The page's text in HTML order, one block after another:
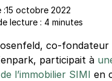
:15 octobre 2022
lecture : 4 minutes
co-fondateur
participait à
l’immobilier SIMI en